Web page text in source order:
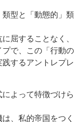
類型と「動態的」類
屈することなく、
で、この「行動の
するアントレプレ
によって特徴づけら
、私的帝国をつく